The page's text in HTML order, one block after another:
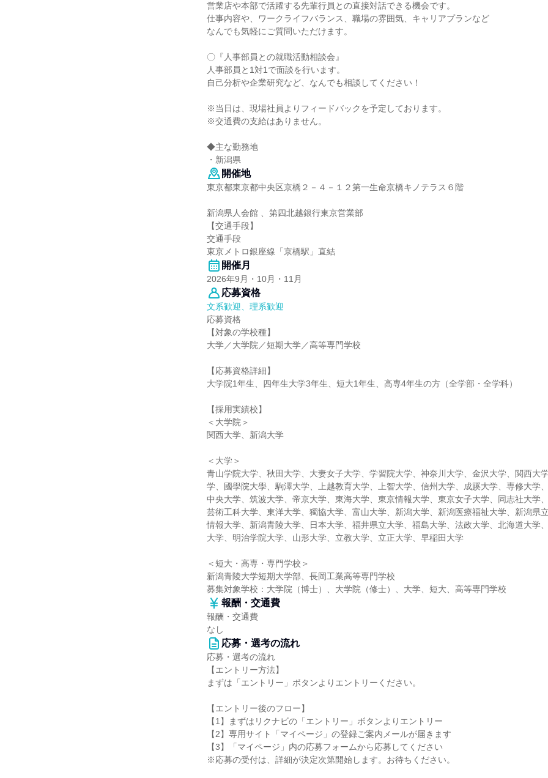
営業店や本部で活躍する先輩行員との直接対話できる機会です。
仕事内容や、ワークライフバランス、職場の雰囲気、キャリアプランなど
なんでも気軽にご質問いただけます。
〇『人事部員との就職活動相談会』
人事部員と1対1で面談を行います。
自己分析や企業研究など、なんでも相談してください！
※当日は、現場社員よりフィードバックを予定しております。
※交通費の支給はありません。
◆主な勤務地
・新潟県
開催地
東京都東京都中央区京橋２－４－１２第一生命京橋キノテラス６階
新潟県人会館 、第四北越銀行東京営業部
【交通手段】
交通手段
東京メトロ銀座線「京橋駅」直結
開催月
2026年9月・10月・11月
応募資格
文系歓迎、理系歓迎
応募資格
【対象の学校種】
大学／大学院／短期大学／高等専門学校
【応募資格詳細】
大学院1年生、四年生大学3年生、短大1年生、高専4年生の方（全学部・全学科）
【採用実績校】
＜大学院＞
関西大学、新潟大学
＜大学＞
青山学院大学、秋田大学、大妻女子大学、学習院大学、神奈川大学、金沢大学、関西大
学、國學院大學、駒澤大学、上越教育大学、上智大学、信州大学、成蹊大学、専修大学、
中央大学、筑波大学、帝京大学、東海大学、東京情報大学、東京女子大学、同志社大学
芸術工科大学、東洋大学、獨協大学、富山大学、新潟大学、新潟医療福祉大学、新潟県
情報大学、新潟青陵大学、日本大学、福井県立大学、福島大学、法政大学、北海道大学
大学、明治学院大学、山形大学、立教大学、立正大学、早稲田大学
＜短大・高専・専門学校＞
新潟青陵大学短期大学部、長岡工業高等専門学校
募集対象学校：大学院（博士）、大学院（修士）、大学、短大、高等専門学校
報酬・交通費
報酬・交通費
なし
応募・選考の流れ
応募・選考の流れ
【エントリー方法】
まずは「エントリー」ボタンよりエントリーください。
【エントリー後のフロー】
【1】まずはリクナビの「エントリー」ボタンよりエントリー
【2】専用サイト「マイページ」の登録ご案内メールが届きます
【3】「マイページ」内の応募フォームから応募してください
※応募の受付は、詳細が決定次第開始します。お待ちください。